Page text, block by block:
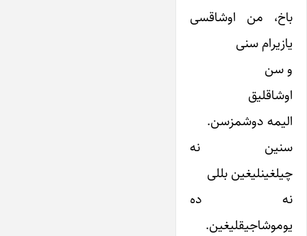
باخ، من اوشاقسی
یازیرام سنی
و سن
اوشاقلیق
الیمه دوشمزسن.
سنین نه
چیلغینلیغین بللی
نه ده
یوموشاجیقلیغین.